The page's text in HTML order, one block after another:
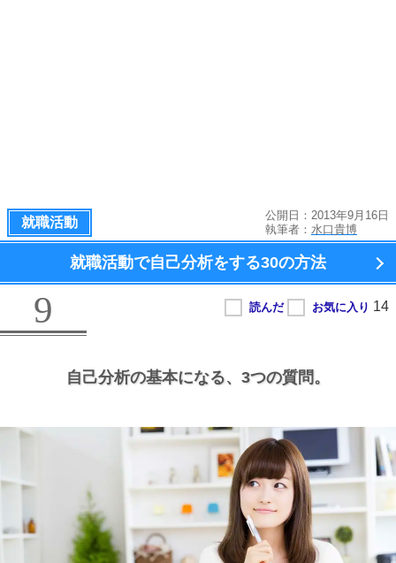
就職活動
公開日：2013年9月16日
執筆者： 水口貴博
就職活動で自己分析をする30の方法
9
自己分析の基本になる、 3つの質問。